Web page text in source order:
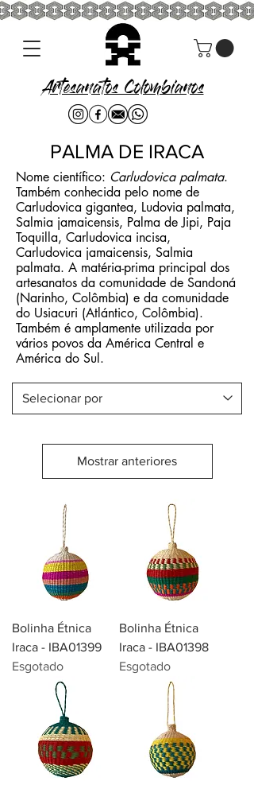
Artesanatos Colombianos
PALMA DE IRACA
Nome científico: Carludovica palmata.
Também conhecida pelo nome de
Carludovica gigantea, Ludovia palmata,
Salmia jamaicensis, Palma de Jipi, Paja
Toquilla, Carludovica incisa,
Carludovica jamaicensis, Salmia
palmata. A matéria-prima principal dos
artesanatos da comunidade de Sandoná
(Narinho, Colômbia) e da comunidade
do Usiacuri (Atlántico, Colômbia).
Também é amplamente utilizada por
vários povos da América Central e
América do Sul.
Mostrar anteriores
Bolinha Étnica
Iraca - IBA01399
Esgotado
Bolinha Étnica
Iraca - IBA01398
Esgotado